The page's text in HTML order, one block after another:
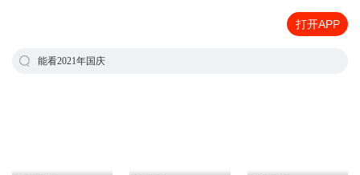
打开APP
能看2021年国庆